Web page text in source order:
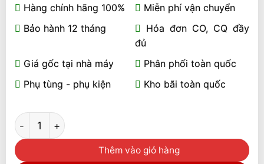
Hàng chính hãng 100%
Miễn phí vận chuyển
Bảo hành 12 tháng
Hóa đơn CO, CQ đầy
đủ
Giá gốc tại nhà máy
Phân phối toàn quốc
Phụ tùng - phụ kiện
Kho bãi toàn quốc
Xe Nâng Điện Stacker ESI161 1.6 Tấn 1520mm iMOW/
Thêm vào giỏ hàng